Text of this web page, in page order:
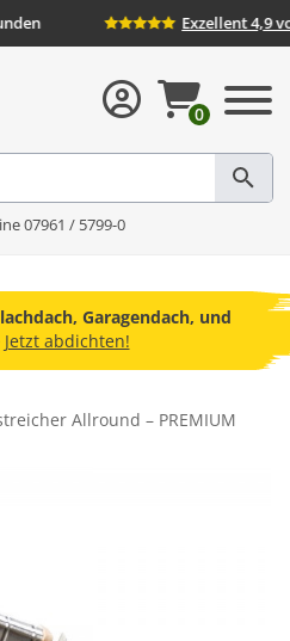
24 Stunden
07961 / 5799-0
0
Garagendach, und
abdichten!
Allround – PREMIUM